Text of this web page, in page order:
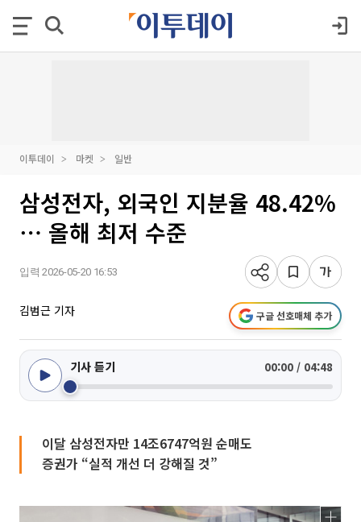
이투데이 마켓 일반
삼성전자, 외국인 지분율 48.42%
⋯ 올해 최저 수준
입력 2026-05-20 16:53
김범근 기자 구글 선호매체 추가
기사 듣기 00:00 / 04:48
이달 삼성전자만 14조6747억원 순매도
증권가 “실적 개선 더 강해질 것”